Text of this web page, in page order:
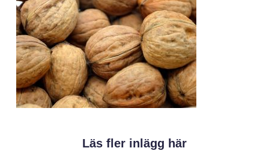
Läs fler inlägg här